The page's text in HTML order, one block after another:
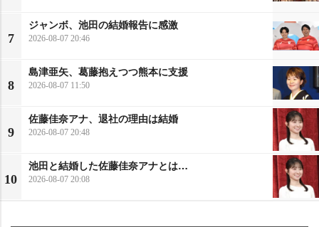
7
ジャンボ、池田の結婚報告に感激
2026-08-07 20:46
8
島津亜矢、葛藤抱えつつ熊本に支援
2026-08-07 11:50
9
佐藤佳奈アナ、退社の理由は結婚
2026-08-07 20:48
10
池田と結婚した佐藤佳奈アナとは…
2026-08-07 20:08